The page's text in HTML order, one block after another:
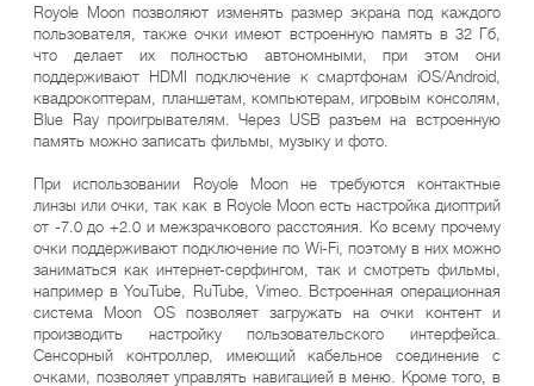
Royole Moon позволяют изменять размер экрана под каждого
пользователя, также очки имеют встроенную память в 32 Гб,
что делает их полностью автономными, при этом они
поддерживают HDMI подключение к смартфонам iOS/Android,
квадрокоптерам, планшетам, компьютерам, игровым консолям,
Blue Ray проигрывателям. Через USB разъем на встроенную
память можно записать фильмы, музыку и фото.
При использовании Royole Moon не требуются контактные
линзы или очки, так как в Royole Moon есть настройка диоптрий
от -7.0 до +2.0 и межзрачкового расстояния. Ко всему прочему
очки поддерживают подключение по Wi-Fi, поэтому в них можно
заниматься как интернет-серфингом, так и смотреть фильмы,
например в YouTube, RuTube, Vimeo. Встроенная операционная
система Moon OS позволяет загружать на очки контент и
производить настройку пользовательского интерфейса.
Сенсорный контроллер, имеющий кабельное соединение с
очками, позволяет управлять навигацией в меню. Кроме того, в